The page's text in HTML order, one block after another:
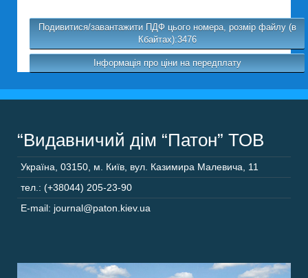
Подивитися/завантажити ПДФ цього номера, розмір файлу (в
Кбайтах):3476
Інформація про ціни на передплату
“Видавничий дім “Патон” ТОВ
Україна 03150 м. Київ, вул. Казимира Малевича, 11
тел.: (+38044) 205-23-90
E-mail: journal@paton.kiev.ua